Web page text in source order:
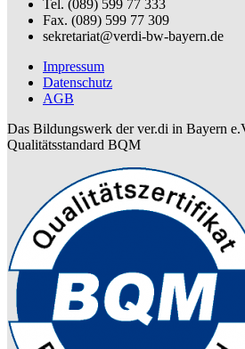
Tel. (089) 599 77 333
Fax. (089) 599 77 309
sekretariat@verdi-bw-bayern.de
Impressum
Datenschutz
AGB
Das Bildungswerk der ver.di in Bayern
Qualitätsstandard BQM